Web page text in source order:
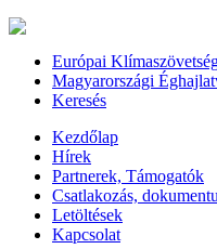
Európai
Magyarországi
Keresés
Kezdőlap
Hírek
Partnerek, Támogatók
Csatlakozás,
Letöltések
Kapcsolat